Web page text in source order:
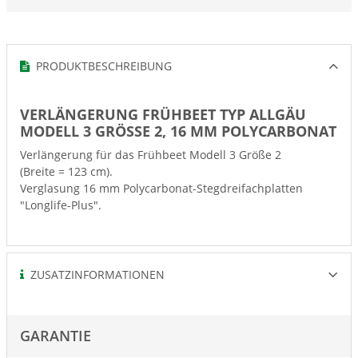
PRODUKTBESCHREIBUNG
VERLÄNGERUNG FRÜHBEET TYP ALLGÄU
MODELL 3 GRÖSSE 2, 16 MM POLYCARBONAT
Verlängerung für das Frühbeet Modell 3 Größe 2
(Breite = 123 cm).
Verglasung 16 mm Polycarbonat-Stegdreifachplatten
"Longlife-Plus".
ZUSATZINFORMATIONEN
GARANTIE